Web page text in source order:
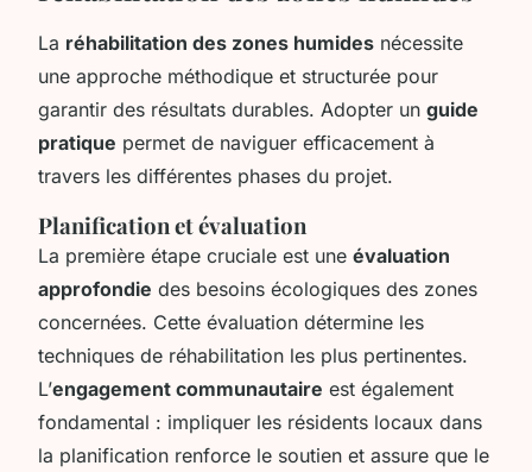
La réhabilitation des zones humides nécessite
une approche méthodique et structurée pour
garantir des résultats durables. Adopter un guide
pratique permet de naviguer efficacement à
travers les différentes phases du projet.
Planification et évaluation
La première étape cruciale est une évaluation
approfondie des besoins écologiques des zones
concernées. Cette évaluation détermine les
techniques de réhabilitation les plus pertinentes.
L’engagement communautaire est également
fondamental : impliquer les résidents locaux dans
la planification renforce le soutien et assure que le